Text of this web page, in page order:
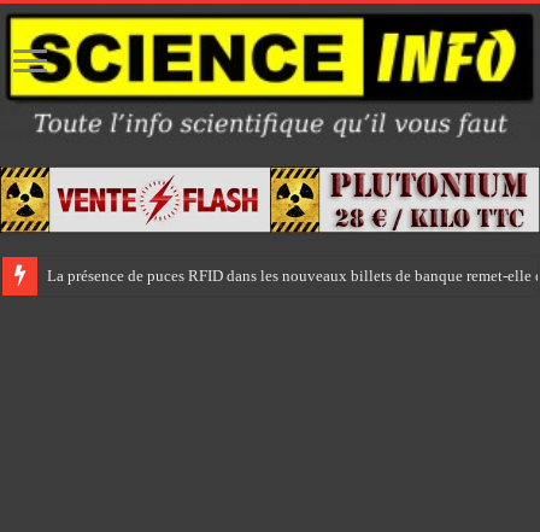
La présence de puces RFID dans les nouveaux billets de banque remet-